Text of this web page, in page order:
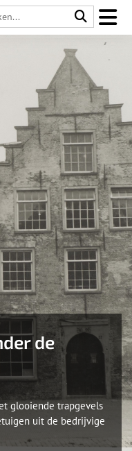
de
glooiende trapgevels
uit de bedrijvige